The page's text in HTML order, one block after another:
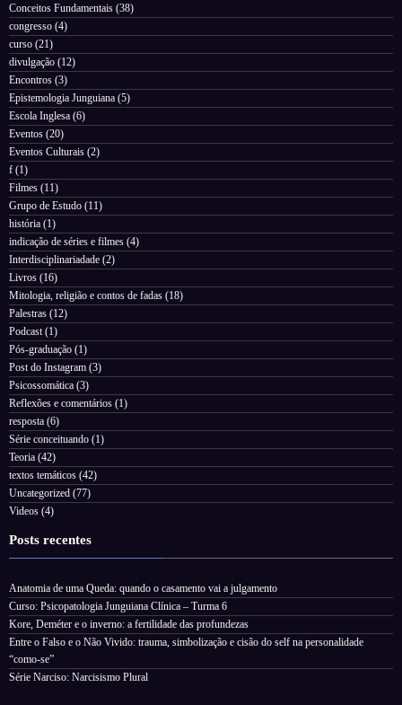
Conceitos Fundamentais (38)
congresso (4)
curso (21)
divulgação (12)
Encontros (3)
Epistemologia Junguiana (5)
Escola Inglesa (6)
Eventos (20)
Eventos Culturais (2)
f (1)
Filmes (11)
Grupo de Estudo (11)
história (1)
indicação de séries e filmes (4)
Interdisciplinariadade (2)
Livros (16)
Mitologia, religião e contos de fadas (18)
Palestras (12)
Podcast (1)
Pós-graduação (1)
Post do Instagram (3)
Psicossomática (3)
Reflexões e comentários (1)
resposta (6)
Série conceituando (1)
Teoria (42)
textos temáticos (42)
Uncategorized (77)
Videos (4)
Posts recentes
Anatomia de uma Queda: quando o casamento vai a julgamento
Curso: Psicopatologia Junguiana Clínica – Turma 6
Kore, Deméter e o inverno: a fertilidade das profundezas
Entre o Falso e o Não Vivido: trauma, simbolização e cisão do self na personalidade
“como-se”
Série Narciso: Narcisismo Plural